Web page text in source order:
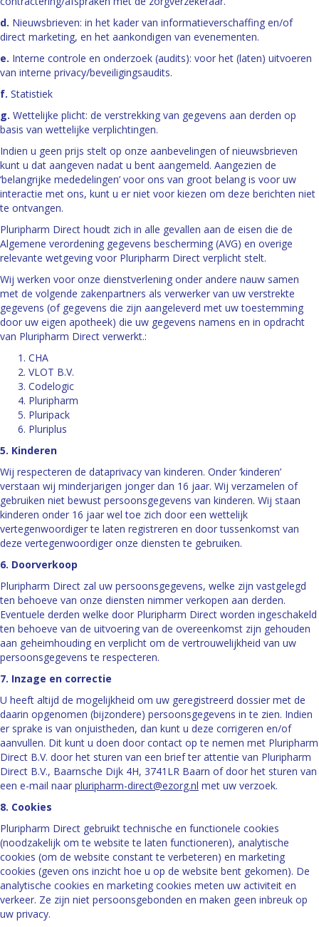
d. Nieuwsbrieven: in het kader van informatieverschaffing en/of
direct marketing, en het aankondigen van evenementen.
e. Interne controle en onderzoek (audits): voor het (laten) uitvoeren
van interne privacy/beveiligingsaudits.
f. Statistiek
g. Wettelijke plicht: de verstrekking van gegevens aan derden op
basis van wettelijke verplichtingen.
Indien u geen prijs stelt op onze aanbevelingen of nieuwsbrieven
kunt u dat aangeven nadat u bent aangemeld. Aangezien de
‘belangrijke mededelingen’ voor ons van groot belang is voor uw
interactie met ons, kunt u er niet voor kiezen om deze berichten niet
te ontvangen.
Pluripharm Direct houdt zich in alle gevallen aan de eisen die de
Algemene verordening gegevens bescherming (AVG) en overige
relevante wetgeving voor Pluripharm Direct verplicht stelt.
Wij werken voor onze dienstverlening onder andere nauw samen
met de volgende zakenpartners als verwerker van uw verstrekte
gegevens (of gegevens die zijn aangeleverd met uw toestemming
door uw eigen apotheek) die uw gegevens namens en in opdracht
van Pluripharm Direct verwerkt.:
CHA
VLOT B.V.
Codelogic
Pluripharm
Pluripack
Pluriplus
5. Kinderen
Wij respecteren de dataprivacy van kinderen. Onder ‘kinderen’
verstaan wij minderjarigen jonger dan 16 jaar. Wij verzamelen of
gebruiken niet bewust persoonsgegevens van kinderen. Wij staan
kinderen onder 16 jaar wel toe zich door een wettelijk
vertegenwoordiger te laten registreren en door tussenkomst van
deze vertegenwoordiger onze diensten te gebruiken.
6. Doorverkoop
Pluripharm Direct zal uw persoonsgegevens, welke zijn vastgelegd
ten behoeve van onze diensten nimmer verkopen aan derden.
Eventuele derden welke door Pluripharm Direct worden ingeschakeld
ten behoeve van de uitvoering van de overeenkomst zijn gehouden
aan geheimhouding en verplicht om de vertrouwelijkheid van uw
persoonsgegevens te respecteren.
7. Inzage en correctie
U heeft altijd de mogelijkheid om uw geregistreerd dossier met de
daarin opgenomen (bijzondere) persoonsgegevens in te zien. Indien
er sprake is van onjuistheden, dan kunt u deze corrigeren en/of
aanvullen. Dit kunt u doen door contact op te nemen met Pluripharm
Direct B.V. door het sturen van een brief ter attentie van Pluripharm
Direct B.V., Baarnsche Dijk 4H, 3741LR Baarn of door het sturen van
een e-mail naar pluripharm-direct@ezorg.nl met uw verzoek.
8. Cookies
Pluripharm Direct gebruikt technische en functionele cookies
(noodzakelijk om te website te laten functioneren), analytische
cookies (om de website constant te verbeteren) en marketing
cookies (geven ons inzicht hoe u op de website bent gekomen). De
analytische cookies en marketing cookies meten uw activiteit en
verkeer. Ze zijn niet persoonsgebonden en maken geen inbreuk op
uw privacy.